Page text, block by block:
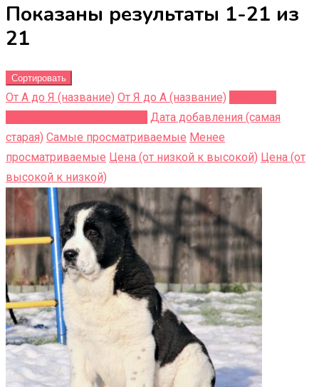
Показаны результаты 1-21 из
21
Сортировать
От А до Я (название) От Я до A (название)
Дата добавления (самая
старая) Самые просматриваемые Менее
просматриваемые Цена (от низкой к высокой) Цена (от
высокой к низкой)